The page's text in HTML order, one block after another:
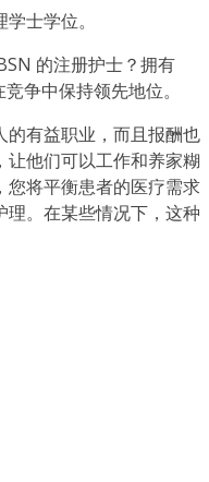
士学位。
的注册护士？拥有
争中保持领先地位。
的有益职业，而且报酬也
他们可以工作和养家糊
您将平衡患者的医疗需求
。在某些情况下，这种